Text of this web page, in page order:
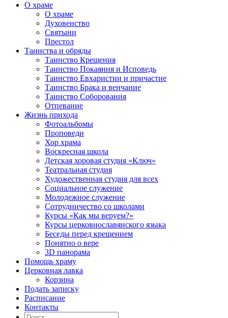
О храме
О храме
Духовенство
Святыни
Престол
Таинства и обряды
Таинство Крещения
Таинство Покаяния и Исповедь
Таинство Евхаристии и причастие
Таинство Брака и венчание
Таинство Соборования
Отпевание
Жизнь прихода
Фотоальбомы
Проповеди
Хор храма
Воскресная школа
Детская хоровая студия «Ключ»
Театральная студия
Х​удожественная студия для всех
Социальное служение
Молодежное служение
Сотрудничество со школами
Курсы «Как мы веруем?»
Курсы церковнославянского языка
Беседы перед крещением
Понятно о вере
3D панорама
Помощь храму
Церковная лавка
Корзина
Подать записку
Расписание
Контакты